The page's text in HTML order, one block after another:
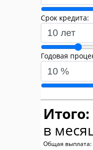
Срок кредита:
Годовая
Итого:
в
Общая выплата: